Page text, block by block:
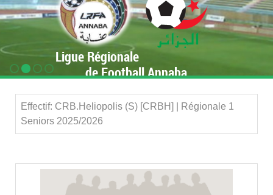
Ligue Régionale
de Football Annaba
Effectif: CRB.Heliopolis (S) [CRBH] | Régionale 1
Seniors 2025/2026